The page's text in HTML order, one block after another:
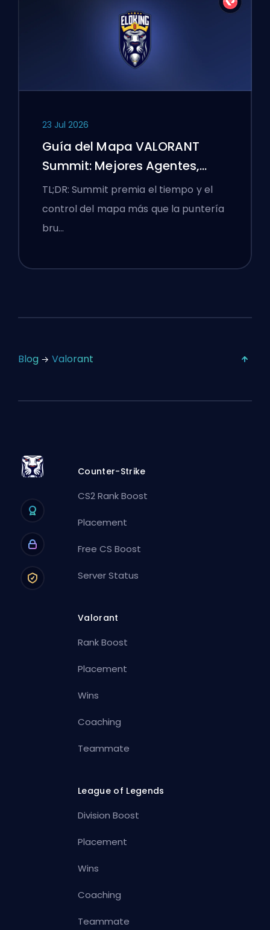
23 Jul 2026
Guía del Mapa VALORANT
Summit: Mejores Agentes,
Llamadas y Humos
TL;DR: Summit premia el tiempo y el
control del mapa más que la puntería
bru…
Blog Valorant
Counter-Strike
CS2 Rank Boost
Placement
Free CS Boost
Server Status
Valorant
Rank Boost
Placement
Wins
Coaching
Teammate
League of Legends
Division Boost
Placement
Wins
Coaching
Teammate